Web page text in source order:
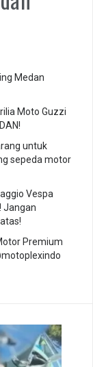
Medan
Moto Guzzi
untuk
sepeda motor
Vespa
Jangan
Premium